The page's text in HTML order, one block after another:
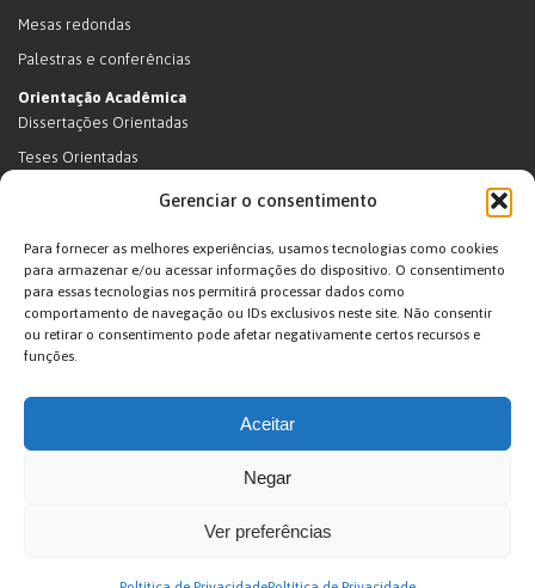
Gerenciar o consentimento
Para fornecer as melhores experiências, usamos tecnologias como cookies
para armazenar e/ou acessar informações do dispositivo. O consentimento
para essas tecnologias nos permitirá processar dados como
comportamento de navegação ou IDs exclusivos neste site. Não consentir
ou retirar o consentimento pode afetar negativamente certos recursos e
funções.
Aceitar
Negar
Ver preferências
Mesas redondas
Palestras e conferências
Orientação Acadêmica
Dissertações Orientadas
Teses Orientadas
Livros (dissertações e teses)
Supervisão de pós-doutorado
Supervisão de pós-doutorado (em andamento)
Orientações de outra natureza
Exposições
Terras Indígenas
Projetos